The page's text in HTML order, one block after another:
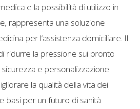
e la possibilità di utilizzo in
rappresenta una soluzione
per l’assistenza domiciliare. Il
ridurre la pressione sui pronto
e personalizzazione
la qualità della vita dei
basi per un futuro di sanità